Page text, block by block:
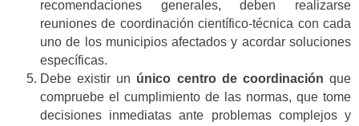
recomendaciones generales, deben realizarse
reuniones de coordinación científico-técnica con cada
uno de los municipios afectados y acordar soluciones
específicas.
Debe existir un único centro de coordinación que
compruebe el cumplimiento de las normas, que tome
decisiones inmediatas ante problemas complejos y